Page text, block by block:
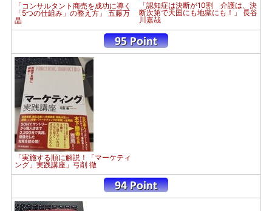
「コンサルタント商売を成功に導く
「5つの仕組み」の整え方」 五藤万
晶
「認知症は決断が10割 介護は、決
断次第で天国にも地獄にも！」 長谷
川嘉哉
「実施する順に解説！「マーケティ
ング」実践講座」弓削 徹